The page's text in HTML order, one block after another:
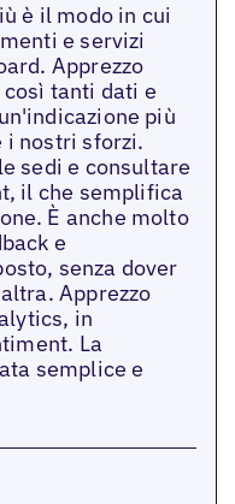
è il modo in cui
e servizi
Apprezzo
tanti dati e
più
i nostri sforzi.
sedi e consultare
il che semplifica
È anche molto
e
senza dover
Apprezzo
in
La
semplice e